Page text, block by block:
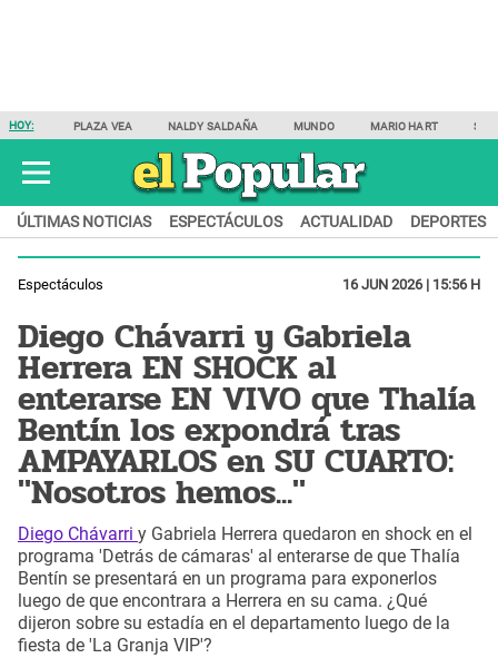
HOY: PLAZA VEA NALDY SALDAÑA MUNDO MARIO HART
ÚLTIMAS NOTICIAS ESPECTÁCULOS ACTUALIDAD DEPORTES
Espectáculos 16 JUN 2026 | 15:56 H
Diego Chávarri y Gabriela
Herrera EN SHOCK al
enterarse EN VIVO que Thalía
Bentín los expondrá tras
AMPAYARLOS en SU CUARTO:
"Nosotros hemos..."
Diego Chávarri y Gabriela Herrera quedaron en shock en el
programa 'Detrás de cámaras' al enterarse de que Thalía
Bentín se presentará en un programa para exponerlos
luego de que encontrara a Herrera en su cama. ¿Qué
dijeron sobre su estadía en el departamento luego de la
fiesta de 'La Granja VIP'?